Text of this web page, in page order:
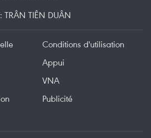
TRÂN TIÊN DUÂN
Conditions d'utilisation
Appui
VNA
Publicité